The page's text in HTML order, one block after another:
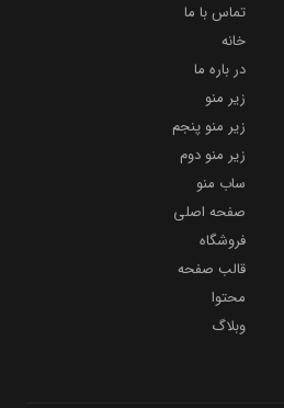
تماس با ما
خانه
در باره ما
زیر منو
زیر منو پنجم
زیر منو دوم
ساب منو
صفحه اصلی
فروشگاه
قالب صفحه
محتوا
وبلاگ